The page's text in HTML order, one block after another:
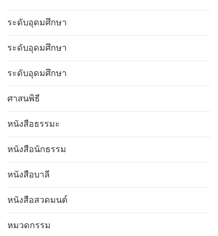
ระดับอุดมศึกษา
ระดับอุดมศึกษา
ระดับอุดมศึกษา
ศาสนพิธี
หนังสือธรรมะ
หนังสือนักธรรม
หนังสือบาลี
หนังสือสวดมนต์
หมวดกรรม